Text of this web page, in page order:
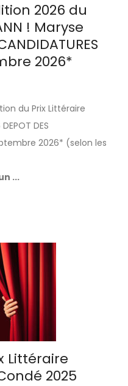
2026 du
! Maryse
2026*
du Prix Littéraire
DES
2026* (selon les
...
Littéraire
2025